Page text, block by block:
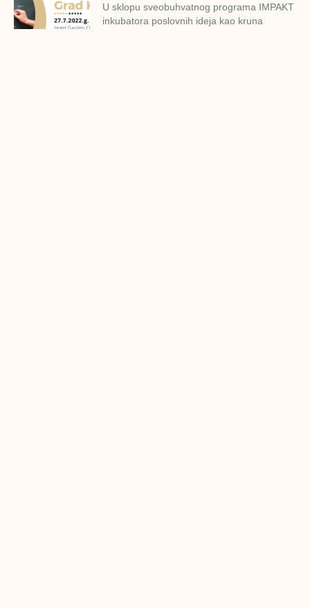
U sklopu sveobuhvatnog programa IMPAKT
inkubatora poslovnih ideja kao kruna